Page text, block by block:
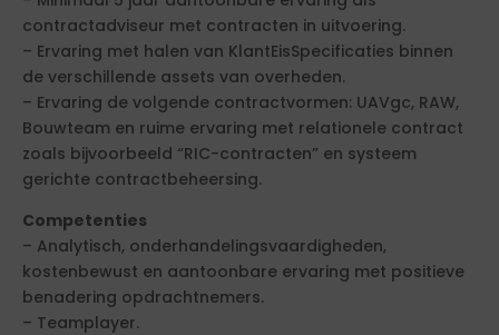
contractadviseur met contracten in uitvoering.
– Ervaring met halen van KlantEisSpecificaties binnen
de verschillende assets van overheden.
– Ervaring de volgende contractvormen: UAVgc, RAW,
Bouwteam en ruime ervaring met relationele contract
zoals bijvoorbeeld “RIC-contracten” en systeem
gerichte contractbeheersing.
Competenties
– Analytisch, onderhandelingsvaardigheden,
kostenbewust en aantoonbare ervaring met positieve
benadering opdrachtnemers.
– Teamplayer.